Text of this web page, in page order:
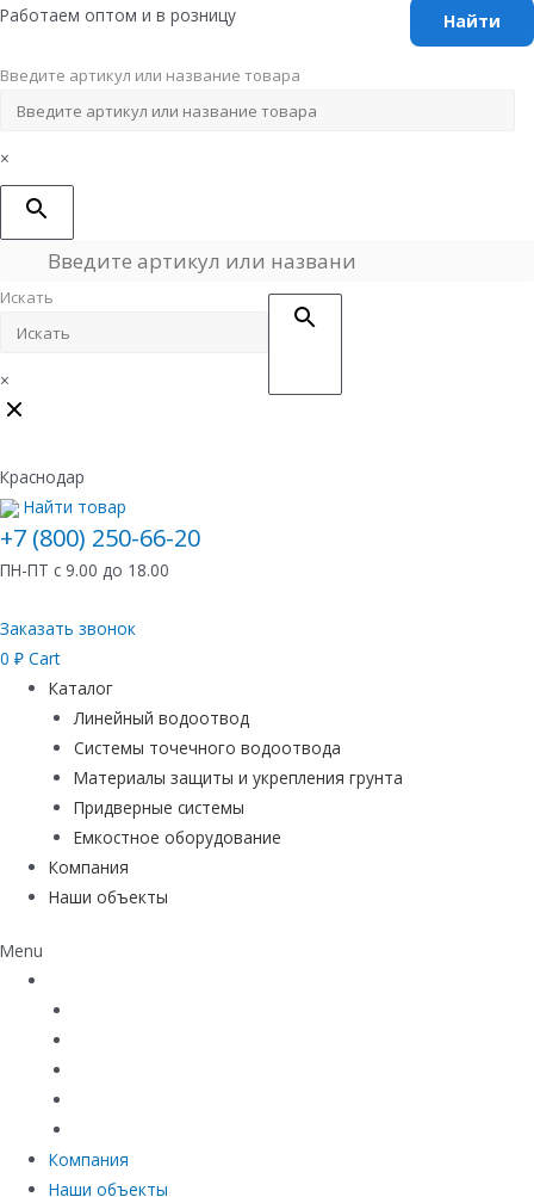
Перейти
содержимому
Работаем оптом и в розницу
Введите артикул или название товара
×
Искать
×
Краснодар
Найти товар
+7 (800) 250-66-20
ПН-ПТ с 9.00 до 18.00
Заказать звонок
0 ₽ Cart
Каталог
Линейный водоотвод
Системы точечного водоотвода
Материалы защиты и укрепления грунта
Придверные системы
Емкостное оборудование
Компания
Наши объекты
Menu
Компания
Наши объекты